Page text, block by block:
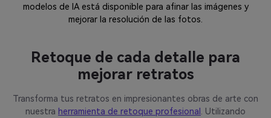
modelos de IA está disponible para afinar las imágenes y
mejorar la resolución de las fotos.
Mejora instantáneamente la
claridad de una imagen borrosa
¿Alguna vez has capturado un momento perfecto y la imagen
resultante te ha parecido borrosa o desenfocada? No dejes